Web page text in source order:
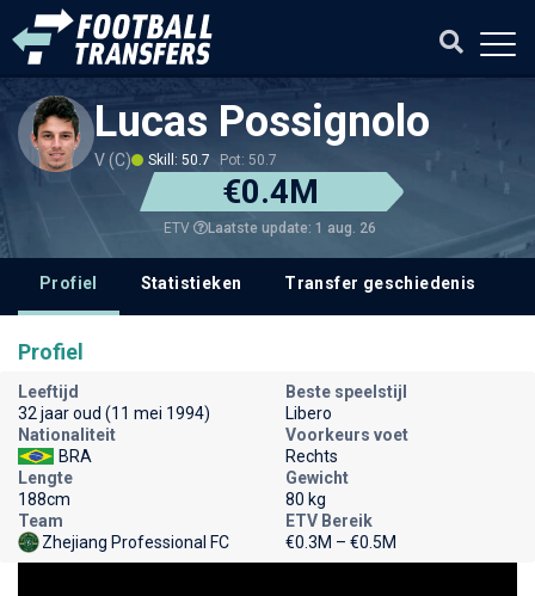
Lucas Possignolo
V (C) Skill: 50.7 Pot: 50.7
€0.4M
ETV Laatste update: 1 aug. 26
Profiel Statistieken Transfer geschiedenis
Profiel
Leeftijd
32 jaar oud (11 mei 1994)
Beste speelstijl
Libero
Nationaliteit
BRA
Voorkeurs voet
Rechts
Lengte
188cm
Gewicht
80 kg
Team
Zhejiang Professional FC
ETV Bereik
€0.3M – €0.5M